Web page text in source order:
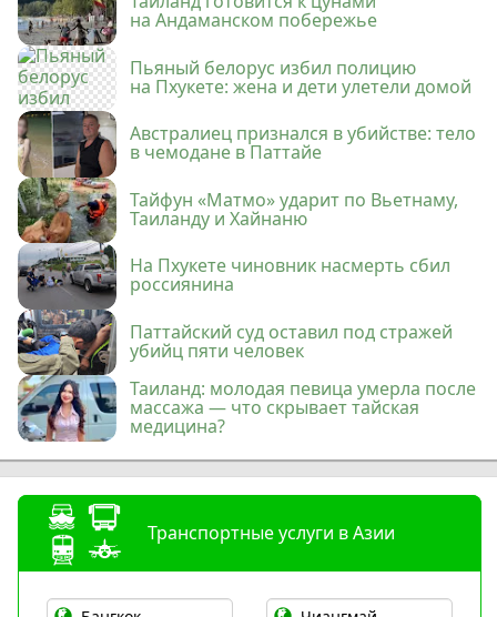
на Андаманском побережье
Пьяный белорус избил полицию
на Пхукете: жена и дети улетели домой
Австралиец признался в убийстве: тело
в чемодане в Паттайе
Тайфун «Матмо» ударит по Вьетнаму,
Таиланду и Хайнаню
На Пхукете чиновник насмерть сбил
россиянина
Паттайский суд оставил под стражей
убийц пяти человек
Таиланд: молодая певица умерла после
массажа — что скрывает тайская
медицина?
Транспортные услуги в Азии